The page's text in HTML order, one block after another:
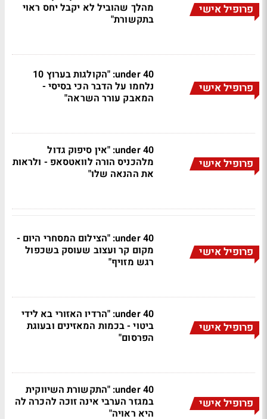
פרופיל אישי
מהלך שהוביל לא יקבל יחס ראוי
בתקשורת"
פרופיל אישי
under 40: "הקולגות בערוץ 10
נלחמו על הדבר הכי בסיסי -
המאבק עורר השראה"
פרופיל אישי
under 40: "אין סיפוק גדול
מלהכניס הורה לוואטסאפ - ולראות
את ההנאה שלו"
פרופיל אישי
under 40: "הצילום המסחרי היום -
מקום קר ועצוב שעוסק בשכפול
רגש מזויף"
פרופיל אישי
under 40: "הרדיו האזורי בא לידי
ביטוי - בכמות המאזינים ובעוגת
הפרסום"
פרופיל אישי
under 40: "התקשורת השיווקית
במגזר הערבי אינה זוכה להכרה לה
היא ראויה"